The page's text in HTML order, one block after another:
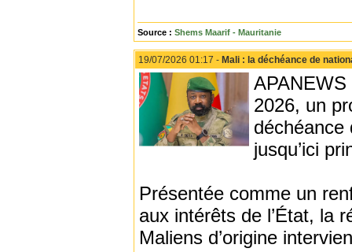
Source : Shems Maarif - Mauritanie
19/07/2026 01:17 - Mali : la déchéance de
2026, un
déchéance
jusqu’ici
Présentée comme un
aux intérêts de l’État, la
Maliens d’origine